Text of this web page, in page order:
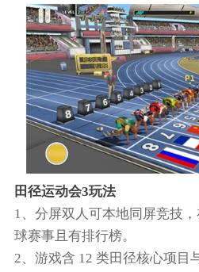
田径运动会3玩法
1、分屏双人可本地同屏竞技
球赛事且有排行榜。
2、游戏含 12 类田径核心项目